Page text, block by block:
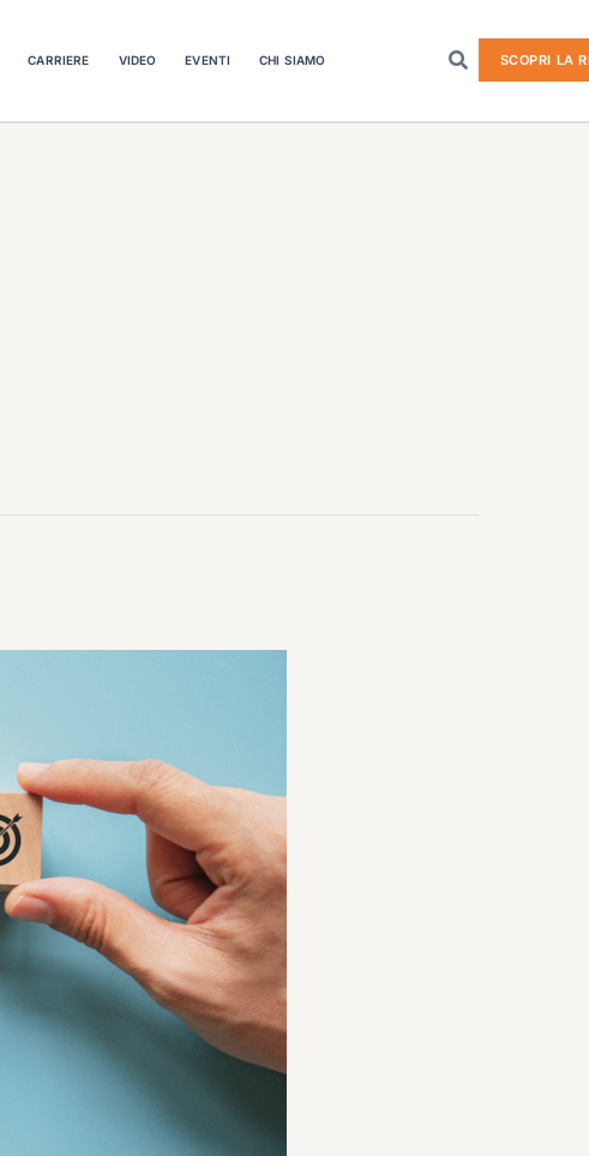
CARRIERE VIDEO EVENTI CHI SIAMO SCOPRI LA